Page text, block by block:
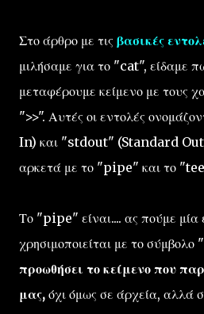
Στο άρθρο με τις βασικές
μιλήσαμε για το "cat", είδαμε
μεταφέρουμε κείμενο με τους
">>". Αυτές οι εντολές
In) και "stdout" (Standard
αρκετά με το "pipe" και το
Το "pipe" είναι.... ας πούμε μία
χρησιμοποιείται με το σύμβολο
προωθήσει το κείμενο που
μας, όχι όμως σε άρχεία, αλλά